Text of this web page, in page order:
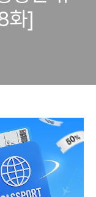
화]